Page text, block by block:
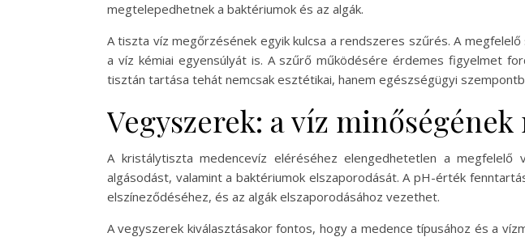
megtelepedhetnek a baktériumok és az algák.
A tiszta víz megőrzésének egyik kulcsa a rendszeres szűrés. A
a víz kémiai egyensúlyát is. A szűrő működésére érdemes figyelmet
tisztán tartása tehát nemcsak esztétikai, hanem egészségügyi
Vegyszerek: a víz minőségének
A kristálytiszta medencevíz eléréséhez elengedhetetlen a megfelelő
algásodást, valamint a baktériumok elszaporodását. A pH-érték
elszíneződéséhez, és az algák elszaporodásához vezethet.
A vegyszerek kiválasztásakor fontos, hogy a medence típusához és a